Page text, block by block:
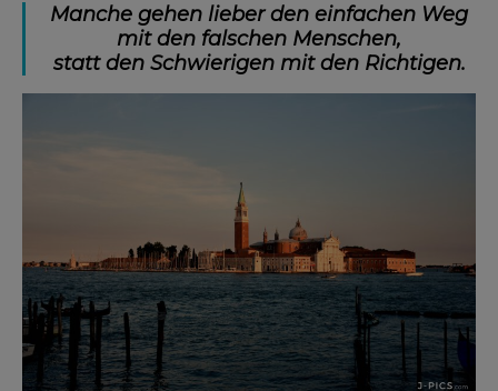
Manche gehen lieber den einfachen Weg
mit den falschen Menschen,
statt den Schwierigen mit den Richtigen.